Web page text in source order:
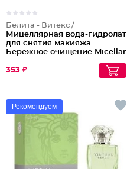
Белита - Витекс /
Мицеллярная вода-гидролат
для снятия макияжа
Бережное очищение Micellar
353 ₽
Рекомендуем